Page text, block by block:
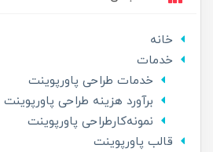
خانه
خدمات
خدمات طراحی پاورپوینت
برآورد هزینه طراحی پاورپوینت
نمونه‌کارطراحی پاورپوینت
قالب پاورپوینت